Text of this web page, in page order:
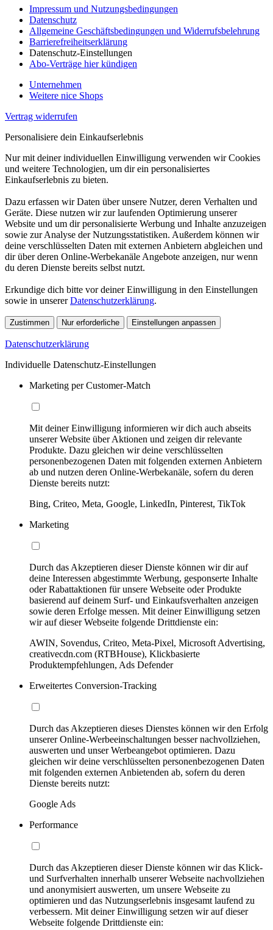
Impressum und Nutzungsbedingungen
Datenschutz
Allgemeine Geschäftsbedingungen und Widerrufsbelehrung
Barrierefreiheitserklärung
Datenschutz-Einstellungen
Abo-Verträge hier kündigen
Unternehmen
Weitere nice Shops
Vertrag widerrufen
Personalisiere dein Einkaufserlebnis
Nur mit deiner individuellen Einwilligung verwenden wir Cookies
und weitere Technologien, um dir ein personalisiertes
Einkaufserlebnis zu bieten.
Dazu erfassen wir Daten über unsere Nutzer, deren Verhalten und
Geräte. Diese nutzen wir zur laufenden Optimierung unserer
Website und um dir personalisierte Werbung und Inhalte anzuzeigen
sowie zur Analyse der Nutzungsstatistiken. Außerdem können wir
deine verschlüsselten Daten mit externen Anbietern abgleichen und
dir über deren Online-Werbekanäle Angebote anzeigen, nur wenn
du deren Dienste bereits selbst nutzt.
Erkundige dich bitte vor deiner Einwilligung in den Einstellungen
sowie in unsererDatenschutzerklärung.
Zustimmen Nur erforderliche Einstellungen anpassen
Datenschutzerklärung
Individuelle Datenschutz-Einstellungen
Marketing per Customer-Match
Mit deiner Einwilligung informieren wir dich auch abseits
unserer Website über Aktionen und zeigen dir relevante
Produkte. Dazu gleichen wir deine verschlüsselten
personenbezogenen Daten mit folgenden externen Anbietern
ab und nutzen deren Online-Werbekanäle, sofern du deren
Dienste bereits nutzt:
Bing, Criteo, Meta, Google, LinkedIn, Pinterest, TikTok
Marketing
Durch das Akzeptieren dieser Dienste können wir dir auf
deine Interessen abgestimmte Werbung, gesponserte Inhalte
oder Rabattaktionen für unsere Webseite oder Produkte
basierend auf deinem Surf- und Einkaufsverhalten anzeigen
sowie deren Erfolge messen. Mit deiner Einwilligung setzen
wir auf dieser Webseite folgende Drittdienste ein:
AWIN, Sovendus, Criteo, Meta-Pixel, Microsoft Advertising,
creativecdn.com (RTBHouse), Klickbasierte
Produktempfehlungen, Ads Defender
Erweitertes Conversion-Tracking
Durch das Akzeptieren dieses Dienstes können wir den Erfolg
unserer Online-Werbeeinschaltungen besser nachvollziehen,
auswerten und unser Werbeangebot optimieren. Dazu
gleichen wir deine verschlüsselten personenbezogenen Daten
mit folgenden externen Anbietenden ab, sofern du deren
Dienste bereits nutzt:
Google Ads
Performance
Durch das Akzeptieren dieser Dienste können wir das Klick-
und Surfverhalten innerhalb unserer Webseite nachvollziehen
und anonymisiert auswerten, um unsere Webseite zu
optimieren und das Nutzungserlebnis insgesamt laufend zu
verbessern. Mit deiner Einwilligung setzen wir auf dieser
Webseite folgende Drittdienste ein: